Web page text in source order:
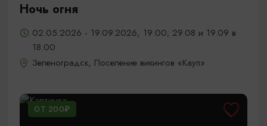
Ночь огня
02.05.2026 - 19.09.2026, 19:00; 29.08 и 19.09 в
18:00
Зеленоградск, Поселение викингов «Кауп»
ОТ 200₽